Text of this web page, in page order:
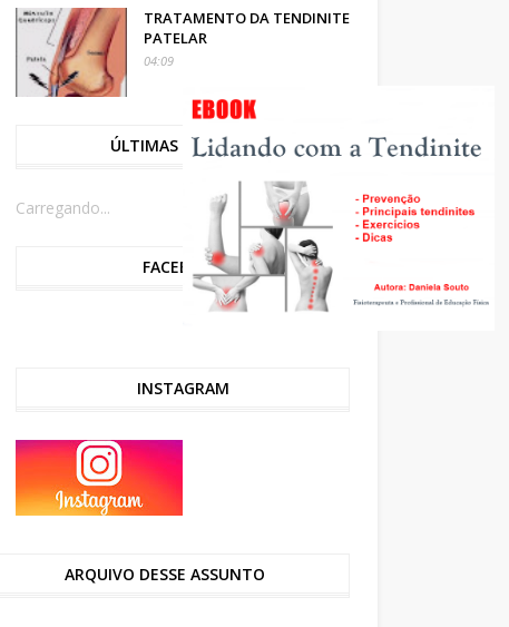
TRATAMENTO DA TENDINITE
PATELAR
04:09
ÚLTIMAS NOTÍCIAS
Carregando...
FACEBOOK
INSTAGRAM
ARQUIVO DESSE ASSUNTO